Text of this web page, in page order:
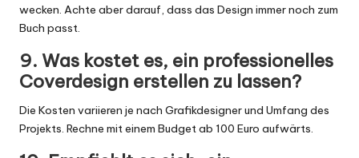
wecken. Achte aber darauf, dass das Design immer noch zum
Buch passt.
9. Was kostet es, ein professionelles
Coverdesign erstellen zu lassen?
Die Kosten variieren je nach Grafikdesigner und Umfang des
Projekts. Rechne mit einem Budget ab 100 Euro aufwärts.